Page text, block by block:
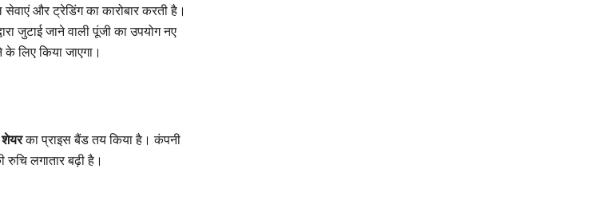
और ट्रेडिंग का कारोबार करती है।
जुटाई जाने वाली पूंजी का उपयोग नए
लिए किया जाएगा।
का प्राइस बैंड तय किया है। कंपनी
लगातार बढ़ी है।